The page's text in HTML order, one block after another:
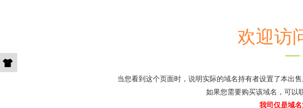
欢迎访
当您看到这个页面时，说明实际的域名持有者设置了本出
如果您需要购买该域名，可以
我司仅是域